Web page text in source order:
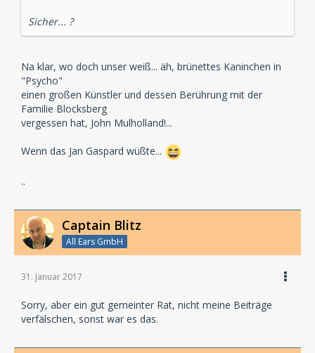
Sicher... ?
Na klar, wo doch unser weiß... äh, brünettes Kaninchen in
"Psycho"
einen großen Künstler und dessen Berührung mit der
Familie Blocksberg
vergessen hat, John Mulholland!...
Wenn das Jan Gaspard wüßte...
..
Captain Blitz
All Ears GmbH
31. Januar 2017
Sorry, aber ein gut gemeinter Rat, nicht meine Beiträge
verfälschen, sonst war es das.